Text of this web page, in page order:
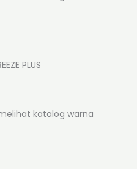
PLUS
katalog warna